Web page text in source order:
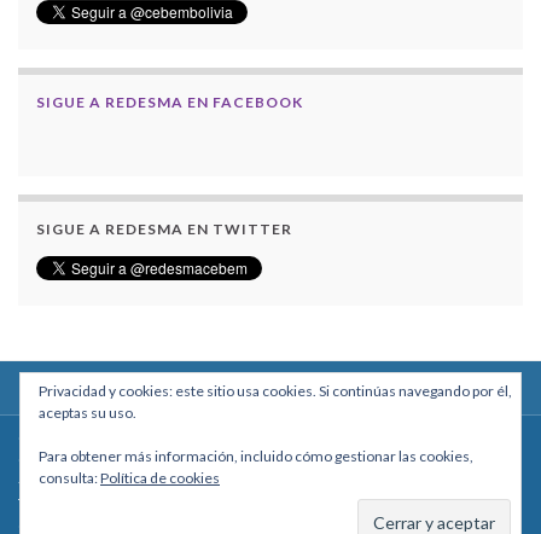
SIGUE A REDESMA EN FACEBOOK
SIGUE A REDESMA EN TWITTER
Calle Macario Pinilla # 2588 esq. Av. Arce, Edificio Arcadia, Mezzanine, Of. 101
- La Paz, Bolivia
Teléfono: +591 2431818 - Celular: +591 73027636
Privacidad y cookies: este sitio usa cookies. Si continúas navegando por él,
aceptas su uso.
Para obtener más información, incluido cómo gestionar las cookies,
consulta:Política de cookies